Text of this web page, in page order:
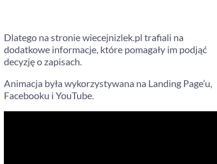
Dlatego na stronie wiecejnizlek.pl trafiali na
dodatkowe informacje, które pomagały im podjąć
decyzję o zapisach.
Animacja była wykorzystywana na Landing Page’u,
Facebooku i YouTube.